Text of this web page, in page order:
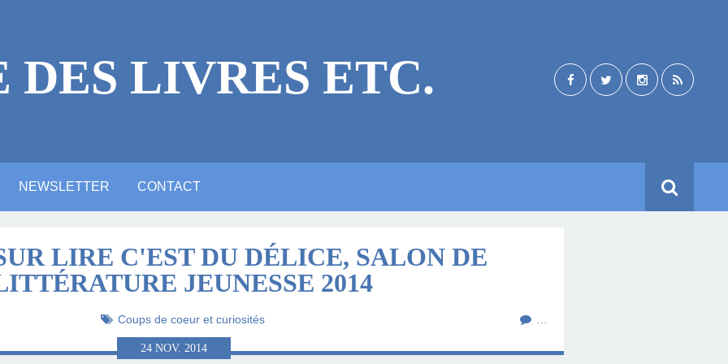
DES LIVRES ETC.
LITTÉRAIRE
NEWSLETTER CONTACT
LIRE C'EST DU DÉLICE, SALON DE
JEUNESSE 2014
Coups de coeur et curiosités …
24 NOV. 2014